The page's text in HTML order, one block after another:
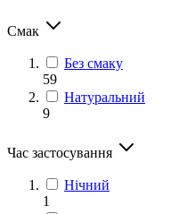
Смак
Без смаку
59
Натуральний
9
Час застосування
Нічний
1